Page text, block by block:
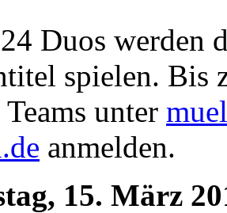
Duos werden
spielen. Bis
unter
anmelden.
15. März